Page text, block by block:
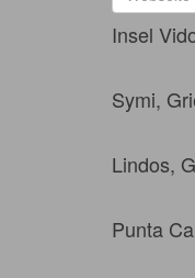
Insel
Symi,
Lindos,
Punta